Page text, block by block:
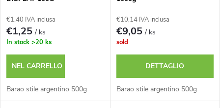
o
d
o
t
t
i
€1,40 IVA inclusa
€1,25/ ks
In stock >20 ks
NEL CARRELLO
Barao stile argentino 500g
€10,14 IVA inclusa
€9,05/ ks
sold
DETTAGLIO
Barao stile argentino 500g